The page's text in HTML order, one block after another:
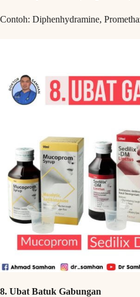
Contoh: Diphenhydramine,
8. Ubat Batuk Gabungan